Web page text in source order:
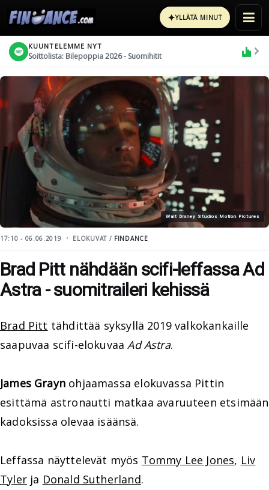
✦YLLÄTÄ MINUT
KUUNTELEMME NYT
Soittolista: Bilepoppia 2026 - Suomihitit
Walt Disney Studios Motion Pictures
17:10 - 06.06.2019 ELOKUVAT / FINDANCE
Brad Pitt nähdään scifi-leffassa Ad
Astra - suomitraileri kehissä
Brad Pitt tähdittää syksyllä 2019 valkokankaille
saapuvaa scifi-elokuvaaAd Astra.
James Graynohjaamassa elokuvassa Pittin
esittämä astronautti matkaa avaruuteen etsimään
kadoksissa olevaa isäänsä.
Leffassa näyttelevät myös Tommy Lee Jones, Liv
Tylerja Donald Sutherland.